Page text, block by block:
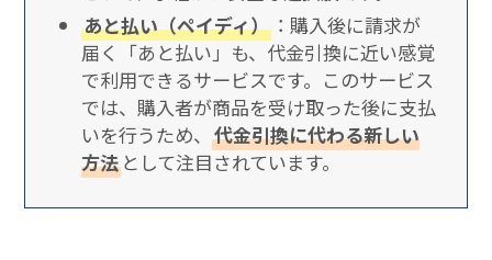
あと払い（ペイディ） ：購入後に請求が
届く「あと払い」も、代金引換に近い感覚
で利用できるサービスです。このサービス
では、購入者が商品を受け取った後に支払
いを行うため、代金引換に代わる新しい
方法として注目されています。